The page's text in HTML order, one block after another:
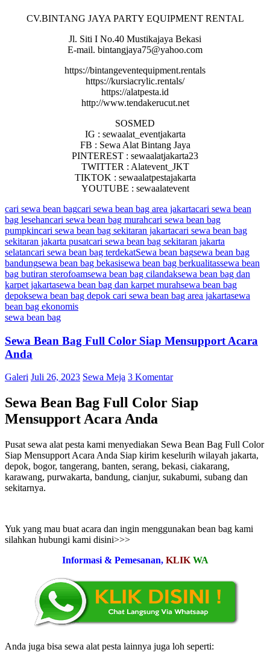
CV.BINTANG JAYA PARTY EQUIPMENT RENTAL
Jl. Siti I No.40 Mustikajaya Bekasi
E-mail. bintangjaya75@yahoo.com
https://bintangeventequipment.rentals
https://kursiacrylic.rentals/
https://alatpesta.id
http://www.tendakerucut.net
SOSMED
IG : sewaalat_eventjakarta
FB : Sewa Alat Bintang Jaya
PINTEREST : sewaalatjakarta23
TWITTER : Alatevent_JKT
TIKTOK : sewaalatpestajakarta
YOUTUBE : sewaalatevent
cari sewa bean bagcari sewa bean bag area jakartacari sewa bean
bag lesehancari sewa bean bag murahcari sewa bean bag
pumpkincari sewa bean bag sekitaran jakartacari sewa bean bag
sekitaran jakarta pusatcari sewa bean bag sekitaran jakarta
selatancari sewa bean bag terdekatSewa bean bagsewa bean bag
bandungsewa bean bag bekasisewa bean bag berkualitassewa bean
bag butiran sterofoamsewa bean bag cilandaksewa bean bag dan
karpet jakartasewa bean bag dan karpet murahsewa bean bag
depoksewa bean bag depok cari sewa bean bag area jakartasewa
bean bag ekonomis
sewa bean bag
Sewa Bean Bag Full Color Siap Mensupport Acara
Anda
Galeri Juli 26, 2023 Sewa Meja 3 Komentar
Sewa Bean Bag Full Color Siap
Mensupport Acara Anda
Pusat sewa alat pesta kami menyediakan Sewa Bean Bag Full Color
Siap Mensupport Acara Anda Siap kirim keselurih wilayah jakarta,
depok, bogor, tangerang, banten, serang, bekasi, ciakarang,
karawang, purwakarta, bandung, cianjur, sukabumi, subang dan
sekitarnya.
Yuk yang mau buat acara dan ingin menggunakan bean bag kami
silahkan hubungi kami disini>>>
Informasi & Pemesanan, KLIK WA
Anda juga bisa sewa alat pesta lainnya juga loh seperti: